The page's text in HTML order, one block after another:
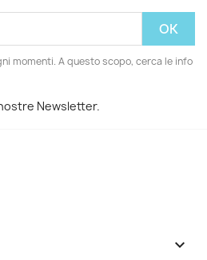
momenti. A questo scopo, cerca le info
Newsletter.
